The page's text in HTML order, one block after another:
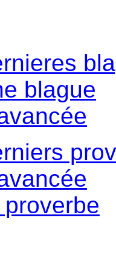
blague